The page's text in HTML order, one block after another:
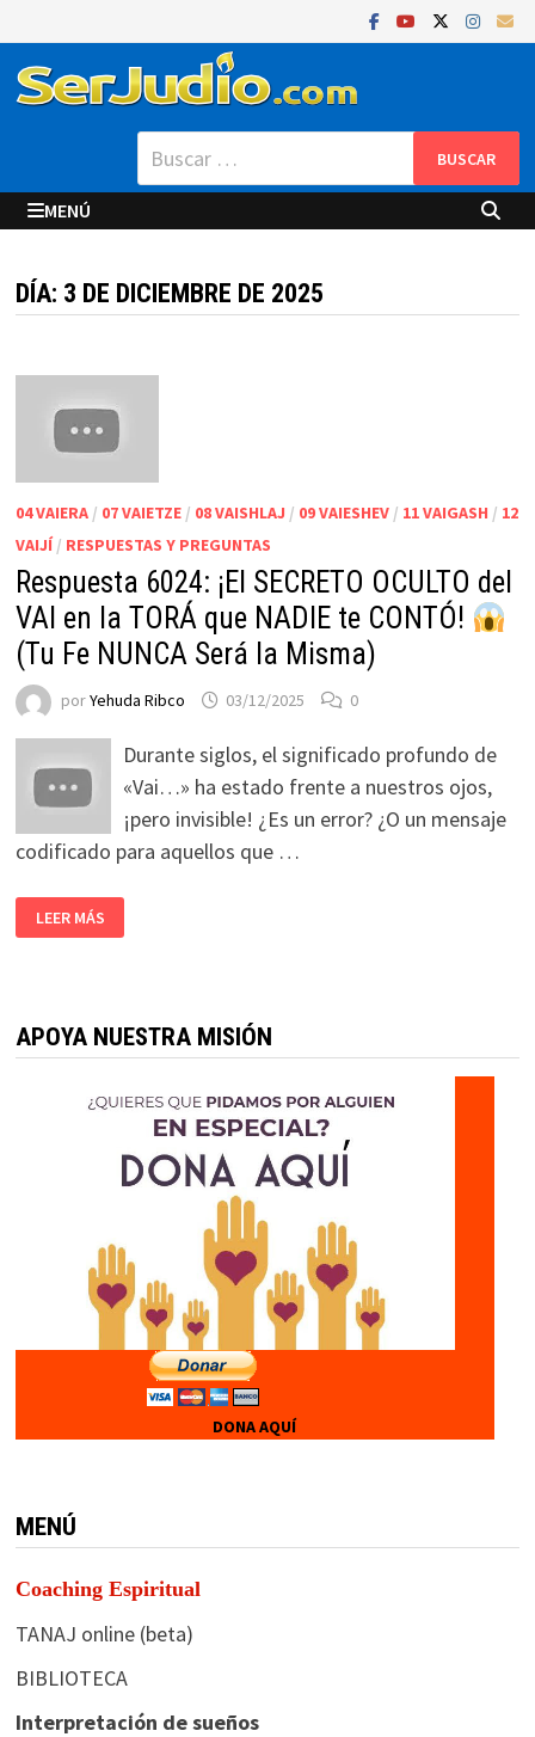
al
contenido
Buscar:
MENÚ
DÍA: 3 DE DICIEMBRE DE 2025
04 VAIERA/ 07 VAIETZE/ 08 VAISHLAJ / 09 VAIESHEV/ 11 VAIGASH / 12
VAIJÍ/ RESPUESTAS Y PREGUNTAS
Respuesta 6024: ¡El SECRETO OCULTO del
VAI en la TORÁ que NADIE te CONTÓ!
(Tu Fe NUNCA Será la Misma)
porYehuda Ribco 03/12/2025 0
Durante siglos, el significado profundo de
«Vai…» ha estado frente a nuestros ojos,
¡pero invisible! ¿Es un error? ¿O un mensaje
codificado para aquellos que …
LEER MÁS
APOYA NUESTRA MISIÓN
DONA AQUÍ
MENÚ
Coaching Espiritual
TANAJ online (beta)
BIBLIOTECA
Interpretación de sueños